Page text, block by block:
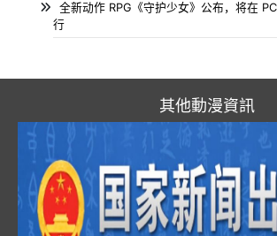
全新动作 RPG《守护少女》公布，将在
行
其他動漫資訊